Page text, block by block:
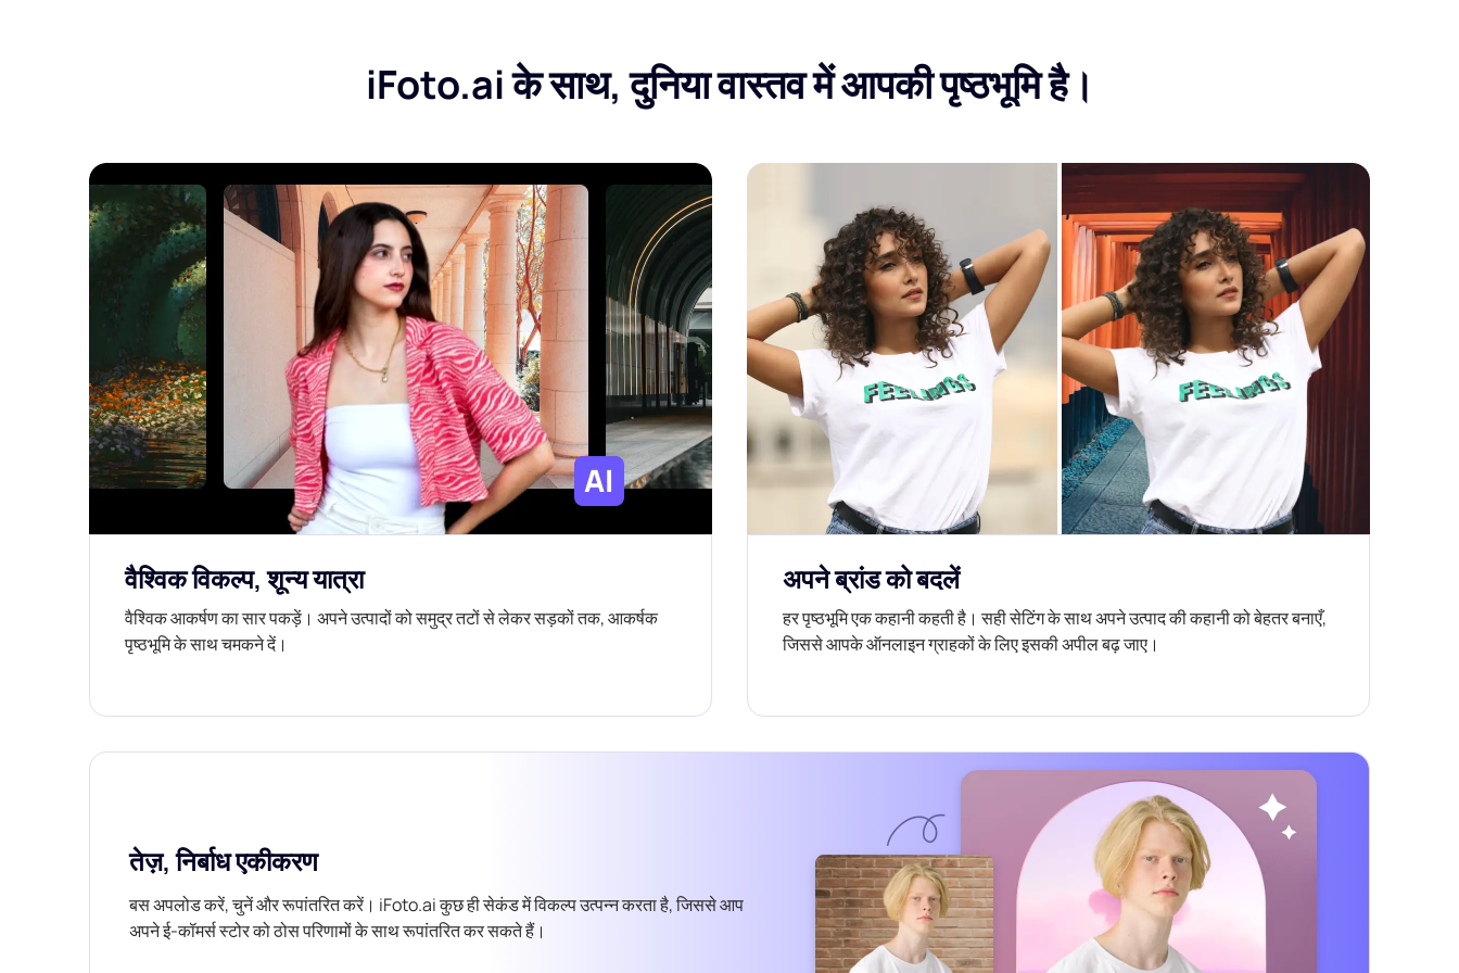
iFoto.ai के साथ, दुनिया वास्तव में आपकी पृष्ठभूमि है।
वैश्विक विकल्प, शून्य यात्रा
वैश्विक आकर्षण का सार पकड़ें। अपने उत्पादों को समुद्र तटों से लेकर सड़कों तक, आकर्षक
पृष्ठभूमि के साथ चमकने दें।
अपने ब्रांड को बदलें
हर पृष्ठभूमि एक कहानी कहती है। सही सेटिंग के साथ अपने उत्पाद की कहानी को बेहतर बनाएँ,
जिससे आपके ऑनलाइन ग्राहकों के लिए इसकी अपील बढ़ जाए।
तेज़, निर्बाध एकीकरण
बस अपलोड करें, चुनें और रूपांतरित करें। iFoto.ai कुछ ही सेकंड में विकल्प उत्पन्न करता है, जिससे आप
अपने ई-कॉमर्स स्टोर को ठोस परिणामों के साथ रूपांतरित कर सकते हैं।